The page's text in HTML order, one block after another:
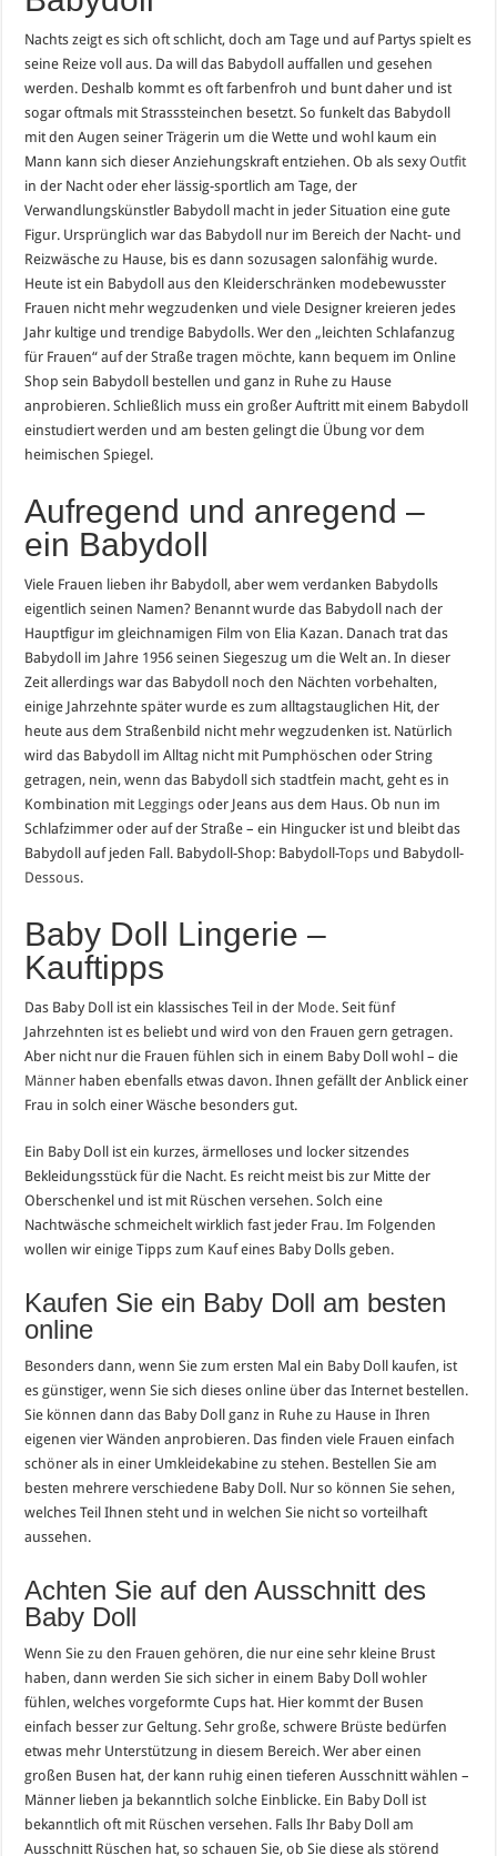
Nachts zeigt es sich oft schlicht, doch am Tage und auf Partys spielt es
seine Reize voll aus. Da will das Babydoll auffallen und gesehen
werden. Deshalb kommt es oft farbenfroh und bunt daher und ist
sogar oftmals mit Strasssteinchen besetzt. So funkelt das Babydoll
mit den Augen seiner Trägerin um die Wette und wohl kaum ein
Mann kann sich dieser Anziehungskraft entziehen. Ob als sexyOutfit
in der Nacht oder eher lässig-sportlich am Tage, der
Verwandlungskünstler Babydoll macht in jeder Situation eine gute
Figur. Ursprünglich war das Babydoll nur im Bereich der Nacht- und
Reizwäsche zu Hause, bis es dann sozusagen salonfähig wurde.
Heute ist ein Babydoll aus den Kleiderschränken modebewusster
Frauen nicht mehr wegzudenken und viele Designer kreieren jedes
Jahr kultige und trendige Babydolls. Wer den „leichten Schlafanzug
für Frauen“ auf der Straße tragen möchte, kann bequem im Online
Shop sein Babydoll bestellen und ganz in Ruhe zu Hause
anprobieren. Schließlich muss ein großer Auftritt mit einem Babydoll
einstudiert werden und am besten gelingt die Übung vor dem
heimischen Spiegel.
Aufregend und anregend –
ein Babydoll
Viele Frauen lieben ihr Babydoll, aber wem verdanken Babydolls
eigentlich seinen Namen? Benannt wurde das Babydoll nach der
Hauptfigur im gleichnamigen Film von Elia Kazan. Danach trat das
Babydoll im Jahre 1956 seinen Siegeszug um die Welt an. In dieser
Zeit allerdings war das Babydoll noch den Nächten vorbehalten,
einige Jahrzehnte später wurde es zum alltagstauglichen Hit, der
heute aus dem Straßenbild nicht mehr wegzudenken ist. Natürlich
wird das Babydoll im Alltag nicht mit Pumphöschen oder String
getragen, nein, wenn das Babydoll sich stadtfein macht, geht es in
Kombination mit Leggings oder Jeans aus dem Haus. Ob nun im
Schlafzimmer oder auf der Straße – ein Hingucker ist und bleibt das
Babydoll auf jeden Fall. Babydoll-Shop: Babydoll-Tops und Babydoll-
Dessous.
Baby Doll Lingerie –
Kauftipps
Das Baby Doll ist ein klassisches Teil in der Mode. Seit fünf
Jahrzehnten ist es beliebt und wird von den Frauen gern getragen.
Aber nicht nur die Frauen fühlen sich in einem Baby Doll wohl – die
Männer haben ebenfalls etwas davon. Ihnen gefällt der Anblick einer
Frau in solch einer Wäsche besonders gut.
Ein Baby Doll ist ein kurzes, ärmelloses und locker sitzendes
Bekleidungsstück für die Nacht. Es reicht meist bis zur Mitte der
Oberschenkel und ist mit Rüschen versehen. Solch eine
Nachtwäsche schmeichelt wirklich fast jeder Frau. Im Folgenden
wollen wir einige Tipps zum Kauf eines Baby Dolls geben.
Kaufen Sie ein Baby Doll am besten
online
Besonders dann, wenn Sie zum ersten Mal ein Baby Doll kaufen, ist
es günstiger, wenn Sie sich dieses online über das Internet bestellen.
Sie können dann das Baby Doll ganz in Ruhe zu Hause in Ihren
eigenen vier Wänden anprobieren. Das finden viele Frauen einfach
schöner als in einer Umkleidekabine zu stehen. Bestellen Sie am
besten mehrere verschiedene Baby Doll. Nur so können Sie sehen,
welches Teil Ihnen steht und in welchen Sie nicht so vorteilhaft
aussehen.
Achten Sie auf den Ausschnitt des
Baby Doll
Wenn Sie zu den Frauen gehören, die nur eine sehr kleine Brust
haben, dann werden Sie sich sicher in einem Baby Doll wohler
fühlen, welches vorgeformte Cups hat. Hier kommt der Busen
einfach besser zur Geltung. Sehr große, schwere Brüste bedürfen
etwas mehr Unterstützung in diesem Bereich. Wer aber einen
großen Busen hat, der kann ruhig einen tieferen Ausschnitt wählen –
Männer lieben ja bekanntlich solche Einblicke. Ein Baby Doll ist
bekanntlich oft mit Rüschen versehen. Falls Ihr Baby Doll am
Ausschnitt Rüschen hat, so schauen Sie, ob Sie diese als störend